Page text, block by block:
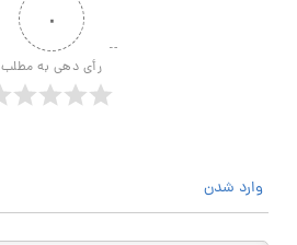
۰
رأی دهی به مطلب
وارد شدن